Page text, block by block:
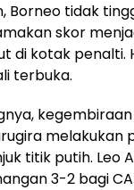
Borneo tidak
skor
di kotak penalti.
terbuka.
melakukan
titik putih. Leo
3-2 bagi